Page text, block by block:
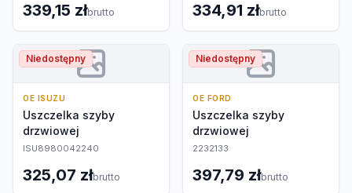
339,15 złbrutto 334,91 złbrutto
Niedostępny
OE ISUZU
Uszczelka szyby
drzwiowej
ISU8980042240
325,07 złbrutto
Niedostępny
OE FORD
Uszczelka szyby
drzwiowej
2232133
397,79 złbrutto